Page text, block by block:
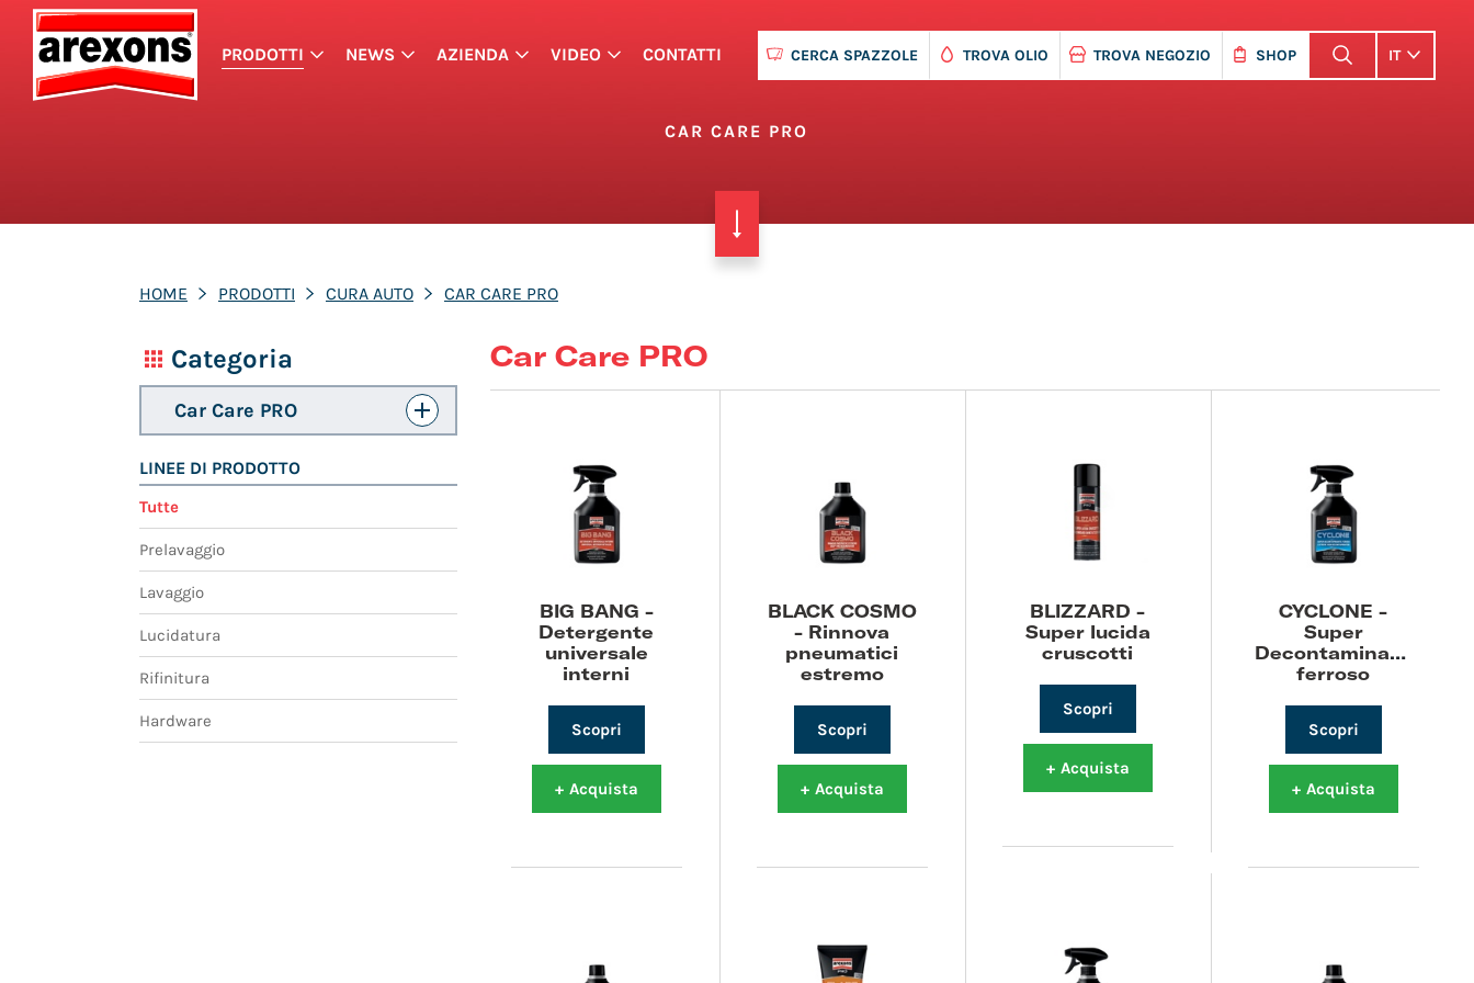
PRODOTTI NEWS AZIENDA VIDEO CONTATTI CERCA SPAZZOLE TROVA OLIO TROVA NEGOZIO SHOP IT
CAR CARE PRO
HOME PRODOTTI CURA AUTO CAR CARE PRO
Categoria
Car Care PRO
LINEE DI PRODOTTO
Tutte
Prelavaggio
Lavaggio
Lucidatura
Rifinitura
Hardware
Car Care PRO
BIG BANG -
Detergente
universale
interni
Scopri
+ Acquista
BLACK COSMO
- Rinnova
pneumatici
estremo
Scopri
+ Acquista
BLIZZARD -
Super lucida
cruscotti
Scopri
+ Acquista
CYCLONE -
Super
Decontaminante
ferroso
Scopri
+ Acquista